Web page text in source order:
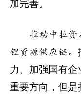
加完善。
推动中拉资
锂资源供应链。
力、加强国有
重要方向，但是